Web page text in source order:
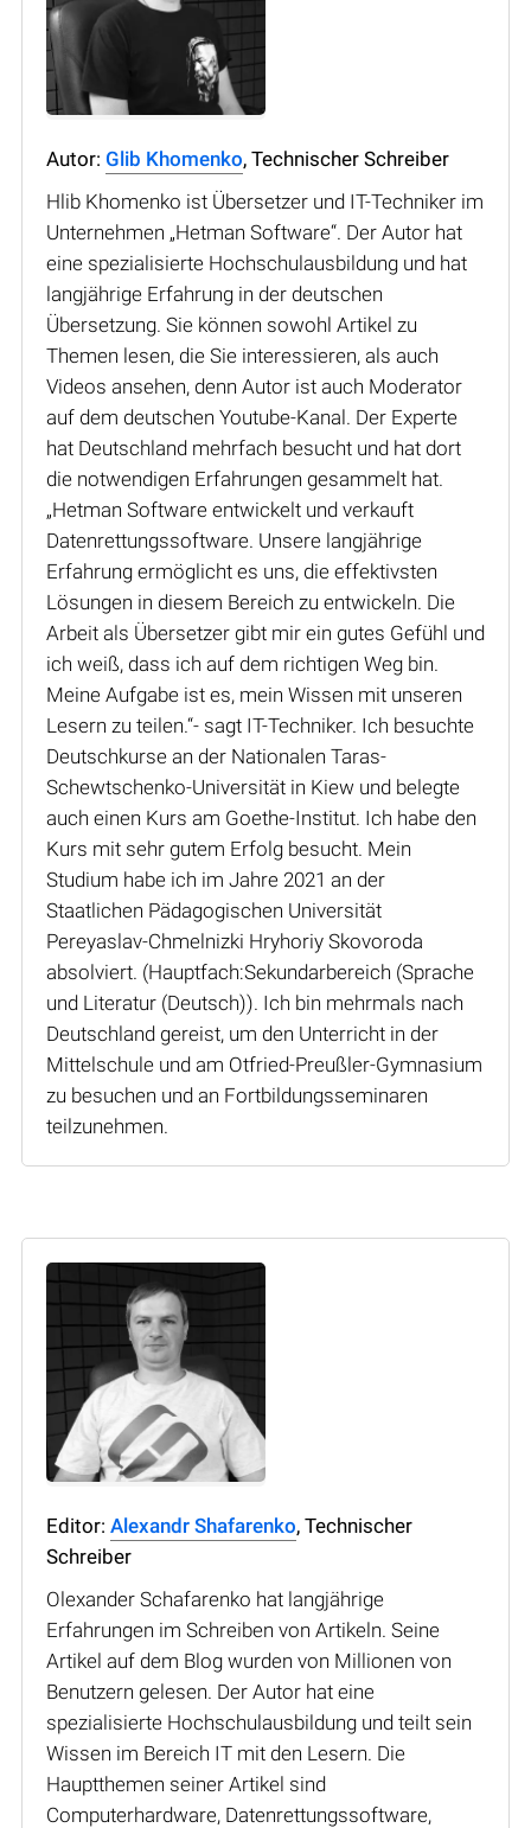
Autor: Glib Khomenko, Technischer Schreiber
Hlib Khomenko ist Übersetzer und IT-Techniker im
Unternehmen „Hetman Software“. Der Autor hat
eine spezialisierte Hochschulausbildung und hat
langjährige Erfahrung in der deutschen
Übersetzung. Sie können sowohl Artikel zu
Themen lesen, die Sie interessieren, als auch
Videos ansehen, denn Autor ist auch Moderator
auf dem deutschen Youtube-Kanal. Der Experte
hat Deutschland mehrfach besucht und hat dort
die notwendigen Erfahrungen gesammelt hat.
„Hetman Software entwickelt und verkauft
Datenrettungssoftware. Unsere langjährige
Erfahrung ermöglicht es uns, die effektivsten
Lösungen in diesem Bereich zu entwickeln. Die
Arbeit als Übersetzer gibt mir ein gutes Gefühl und
ich weiß, dass ich auf dem richtigen Weg bin.
Meine Aufgabe ist es, mein Wissen mit unseren
Lesern zu teilen.“- sagt IT-Techniker. Ich besuchte
Deutschkurse an der Nationalen Taras-
Schewtschenko-Universität in Kiew und belegte
auch einen Kurs am Goethe-Institut. Ich habe den
Kurs mit sehr gutem Erfolg besucht. Mein
Studium habe ich im Jahre 2021 an der
Staatlichen Pädagogischen Universität
Pereyaslav-Chmelnizki Hryhoriy Skovoroda
absolviert. (Hauptfach:Sekundarbereich (Sprache
und Literatur (Deutsch)). Ich bin mehrmals nach
Deutschland gereist, um den Unterricht in der
Mittelschule und am Otfried-Preußler-Gymnasium
zu besuchen und an Fortbildungsseminaren
teilzunehmen.
Editor: Alexandr Shafarenko, Technischer
Schreiber
Olexander Schafarenko hat langjährige
Erfahrungen im Schreiben von Artikeln. Seine
Artikel auf dem Blog wurden von Millionen von
Benutzern gelesen. Der Autor hat eine
spezialisierte Hochschulausbildung und teilt sein
Wissen im Bereich IT mit den Lesern. Die
Hauptthemen seiner Artikel sind
Computerhardware, Datenrettungssoftware,